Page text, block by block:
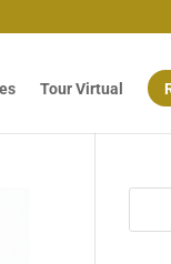
Tour Virtual